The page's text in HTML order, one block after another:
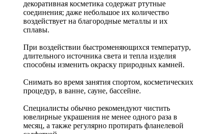
декоративная косметика содержат ртутные
соединения; даже небольшое их количество
воздействует на благородные металлы и их
сплавы.
При воздействии быстроменяющихся температур,
длительного источника света и тепла изделия
способны изменить окраску природных камней.
Снимать во время занятия спортом, косметических
процедур, в ванне, сауне, бассейне.
Специалисты обычно рекомендуют чистить
ювелирные украшения не менее одного раза в
месяц, а также регулярно протирать фланелевой